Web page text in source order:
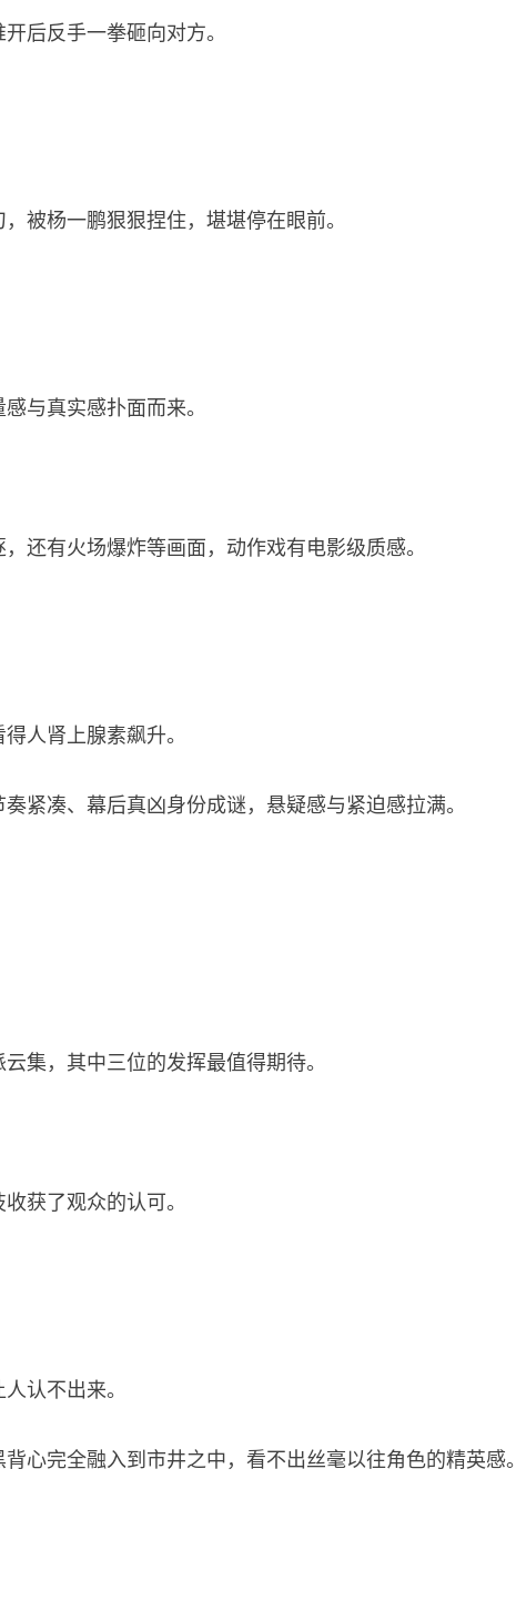
后反手一拳砸向对方。
被杨一鹏狠狠捏住，堪堪停在眼前。
与真实感扑面而来。
还有火场爆炸等画面，动作戏有电影级质感。
人肾上腺素飙升。
紧凑、幕后真凶身份成谜，悬疑感与紧迫感拉满。
集，其中三位的发挥最值得期待。
获了观众的认可。
认不出来。
心完全融入到市井之中，看不出丝毫以往角色的精英感。